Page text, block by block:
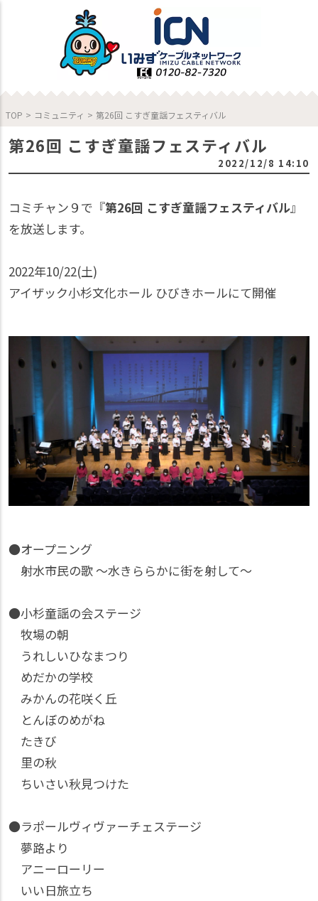
TOP > コミュニティ > 第26回 こすぎ童謡フェスティバル
第26回 こすぎ童謡フェスティバル
2022/12/8 14:10
コミチャン９で『第26回 こすぎ童謡フェスティバル』
を放送します。
2022年10/22(土)
アイザック小杉文化ホール ひびきホールにて開催
●オープニング
射水市民の歌 〜水きららかに街を射して〜
●小杉童謡の会ステージ
牧場の朝
うれしいひなまつり
めだかの学校
みかんの花咲く丘
とんぼのめがね
たきび
里の秋
ちいさい秋見つけた
●ラポールヴィヴァーチェステージ
夢路より
アニーローリー
いい日旅立ち